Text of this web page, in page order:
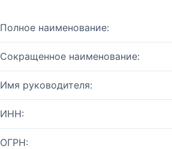
Полное наименование:
Сокращенное наименование:
Имя руководителя:
ИНН:
ОГРН: